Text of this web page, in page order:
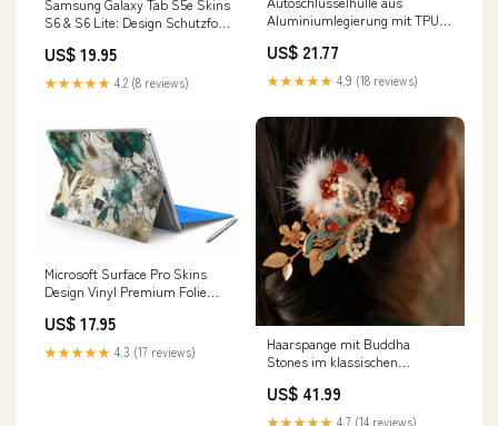
Samsung Galaxy Tab S5e Skins
S6 & S6 Lite: Design Schutzfolie
Modellwahl:Galaxy Tab S6
US$ 19.95
★★★★★ 4.2 (8 reviews)
Aluminiumlegierung mit TPU-
Schnalle, passend für Audi
A6L, A4L und A3 All Years
US$ 21.77
★★★★★ 4.9 (18 reviews)
Microsoft Surface Pro Skins
Design Vinyl Premium Folie
switch
US$ 17.95
★★★★★ 4.3 (17 reviews)
Haarspange mit Buddha
Stones im klassischen
Schmetterling, Perle Weite
Hosen
US$ 41.99
★★★★★ 4.7 (14 reviews)